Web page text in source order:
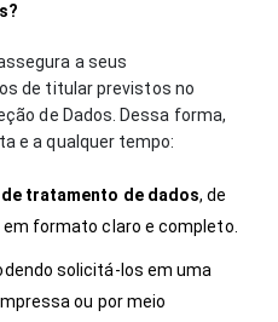
a seus
de titular previstos no
de Dados. Dessa forma,
e a qualquer tempo:
tratamento de dados, de
formato claro e completo.
solicitá-los em uma
ou por meio